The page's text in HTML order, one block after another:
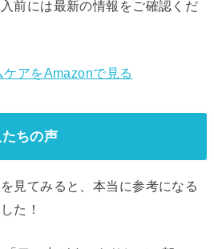
前には最新の情報をご確認くだ
アをAmazonで見る
ちの声
見てみると、本当に参考になる
た！